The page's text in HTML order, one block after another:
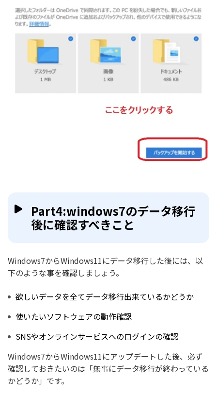
Part4:windows7のデータ移行
後に確認すべきこと
Windows7からWindows11にデータ移行した後には、以
下のような事を確認しましょう。
欲しいデータを全てデータ移行出来ているかどうか
使いたいソフトウェアの動作確認
SNSやオンラインサービスへのログインの確認
Windows7からWindows11にアップデートした後、必ず
確認しておきたいのは「無事にデータ移行が終わっている
かどうか」です。